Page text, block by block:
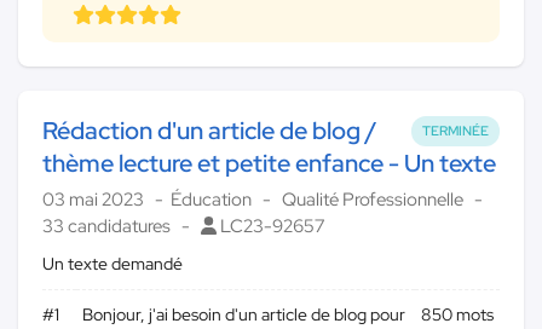
TERMINÉE
Rédaction d'un article de blog /
thème lecture et petite enfance - Un texte
03 mai 2023 Éducation
Qualité Professionnelle
33 candidatures
LC23-92657
Un texte demandé
#1
Bonjour, j'ai besoin d'un article de blog pour
850 mots